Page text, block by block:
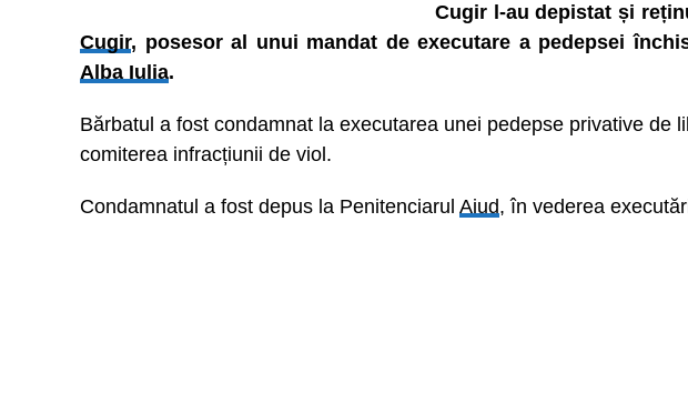
Cugir l-au depistat și
Cugir, posesor al unui mandat de executare a pedepsei
Alba Iulia.
Bărbatul a fost condamnat la executarea unei pedepse privative de
comiterea infracțiunii de viol.
Condamnatul a fost depus la Penitenciarul Aiud, în vederea